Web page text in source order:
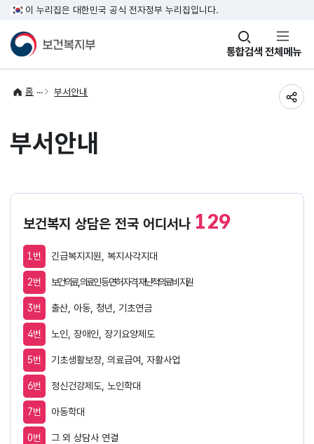
이 누리집은 대한민국 공식 전자정부 누리집입니다.
통합검색
창
열기 전체메뉴
홈 부서안내
부서안내
보건복지 상담은 전국 어디서나 129
1번 긴급복지지원, 복지사각지대
2번 보건의료, 의료인 등 면허 자격, 재난적의료비 지원
3번 출산, 아동, 청년, 기초연금
4번 노인, 장애인, 장기요양제도
5번 기초생활보장, 의료급여, 자활사업
6번 정신건강제도, 노인학대
7번 아동학대
0번 그 외 상담사 연결